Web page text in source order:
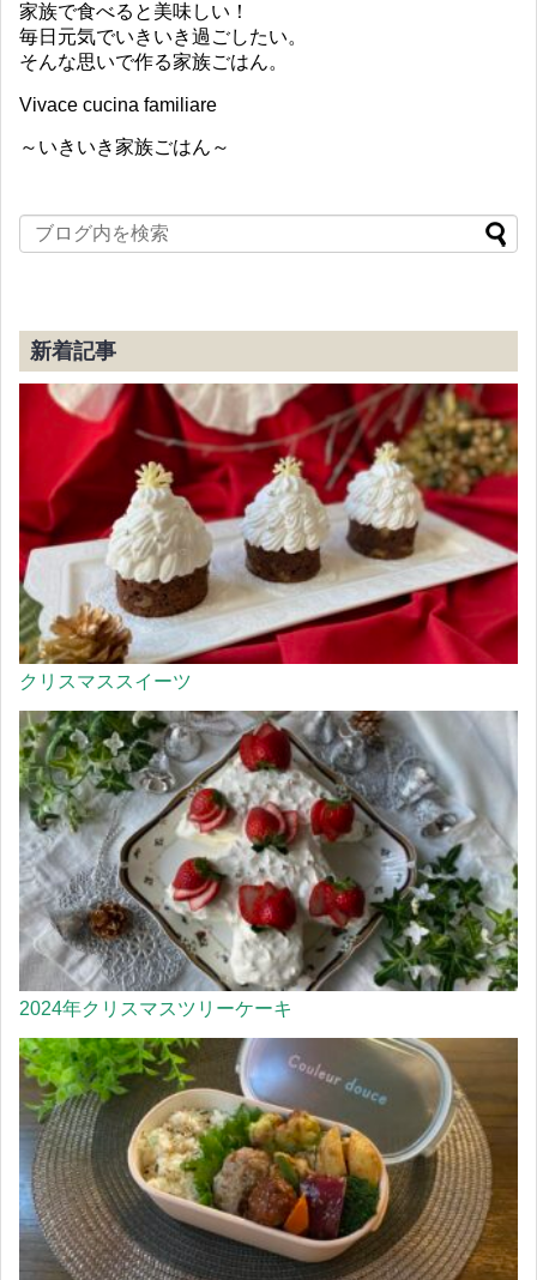
家族で食べると美味しい！
毎日元気でいきいき過ごしたい。
そんな思いで作る家族ごはん。
Vivace cucina familiare
～いきいき家族ごはん～
新着記事
クリスマススイーツ
2024年クリスマスツリーケーキ